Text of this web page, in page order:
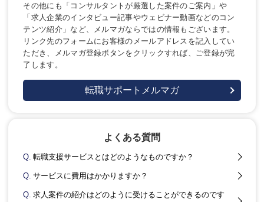
その他にも「コンサルタントが厳選した案件のご案内」や
「求人企業のインタビュー記事やウェビナー動画などのコン
テンツ紹介」など、メルマガならではの情報もございます。
リンク先のフォームにお客様のメールアドレスを記入してい
ただき、メルマガ登録ボタンをクリックすれば、ご登録が完
了します。
転職サポートメルマガ
よくある質問
Q. 転職支援サービスとはどのようなものですか？
Q. サービスに費用はかかりますか？
Q. 求人案件の紹介はどのように受けることができるのです